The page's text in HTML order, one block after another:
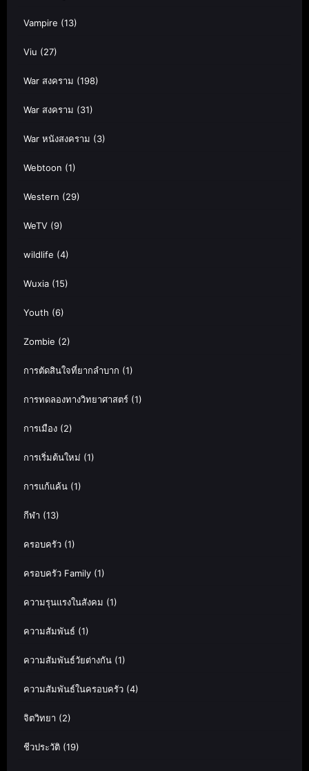
Vampire (13)
Viu (27)
War สงคราม (198)
War สงคราม (31)
War หนังสงคราม (3)
Webtoon (1)
Western (29)
WeTV (9)
wildlife (4)
Wuxia (15)
Youth (6)
Zombie (2)
การตัดสินใจที่ยากลำบาก (1)
การทดลองทางวิทยาศาสตร์ (1)
การเมือง (2)
การเริ่มต้นใหม่ (1)
การแก้แค้น (1)
กีฬา (13)
ครอบครัว (1)
ครอบครัว Family (1)
ความรุนแรงในสังคม (1)
ความสัมพันธ์ (1)
ความสัมพันธ์วัยต่างกัน (1)
ความสัมพันธ์ในครอบครัว (4)
จิตวิทยา (2)
ชีวประวัติ (19)